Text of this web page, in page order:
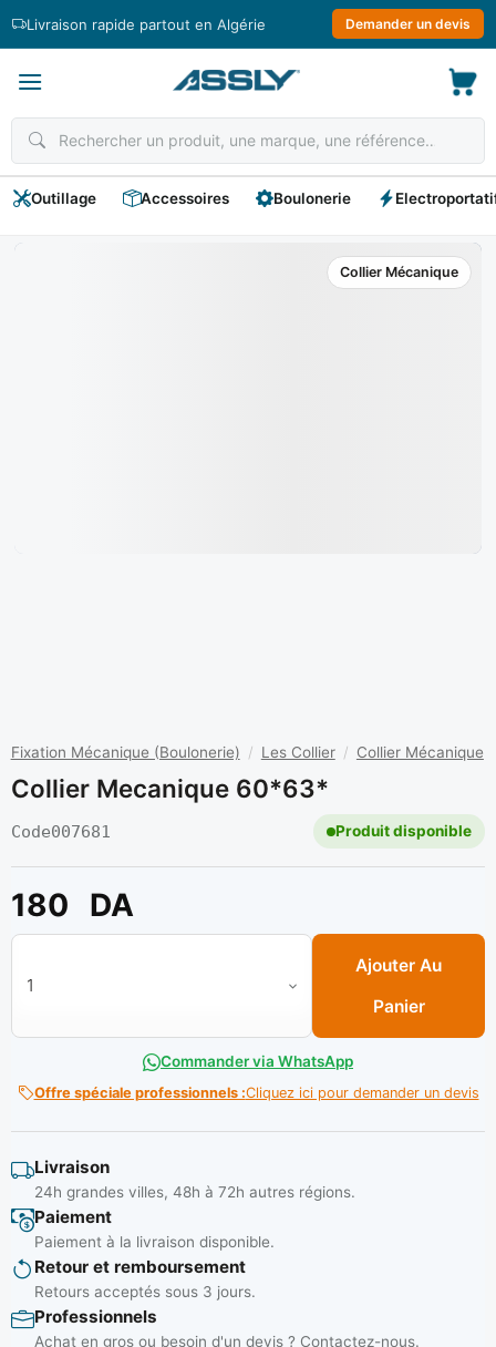
Livraison rapide partout en Algérie Demander un devis
Outillage Accessoires Boulonerie
Collier Mécanique
Fixation Mécanique (Boulonerie) / Les Collier / Collier Mécanique
Collier Mecanique 60*63*
Code007681 Produit disponible
180 DA
quantité de Collier mecanique 60*63*
Ajouter Au
Panier
Commander via WhatsApp
Offre spéciale professionnels :Cliquez ici pour demander un devis
Livraison
24h grandes villes, 48h à 72h autres régions.
Paiement
Paiement à la livraison disponible.
Retour et remboursement
Retours acceptés sous 3 jours.
Professionnels
Achat en gros ou besoin d'un devis ? Contactez-nous.